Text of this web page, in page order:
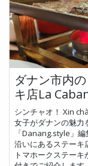
ダナン市内
キ店La
シンチャオ！ Xin
女子がダナンの魅力
「Danang.style」
沿いにあるステーキ
トマホークステー